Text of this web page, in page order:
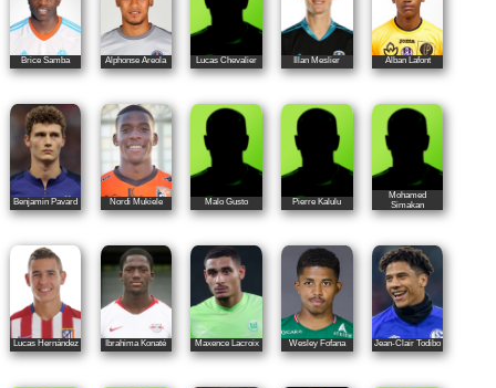
Brice Samba Alphonse Areola Lucas Chevalier Illan Meslier Alban Lafont
Benjamin Pavard Nordi Mukiele Malo Gusto Pierre Kalulu
Mohamed
Simakan
Lucas Hernández Ibrahima Konaté Maxence Lacroix Wesley Fofana Jean-Clair Todibo